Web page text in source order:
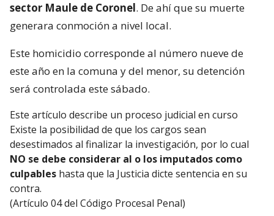
sector Maule de Coronel. De ahí que su muerte
generara conmoción a nivel local.
Este homicidio corresponde al número nueve de
este año en la comuna y del menor, su detención
será controlada este sábado.
Este artículo describe un proceso judicial en curso
Existe la posibilidad de que los cargos sean
desestimados al finalizar la investigación, por lo cual
NO se debe considerar al o los imputados como
culpables hasta que la Justicia dicte sentencia en su
contra.
(Artículo 04 del Código Procesal Penal)